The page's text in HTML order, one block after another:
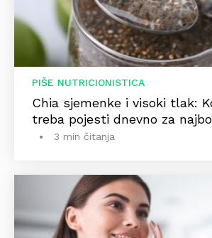
PIŠE NUTRICIONISTICA
Chia sjemenke i visoki tlak:
treba pojesti dnevno za
3 min čitanja